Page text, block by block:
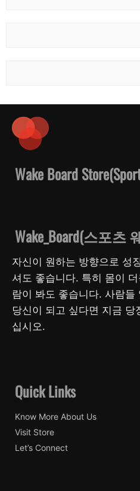
Wake Board
Wake_Board(스포츠
자신이 원하는 방향으로 성
셔도 좋습니다. 특히 몸이
람이 봐도 좋습니다. 사람들
당신이 되고 싶다면 지금
십시오.
Quick Links
Know More About Us
Visit Store
Let’s Connect